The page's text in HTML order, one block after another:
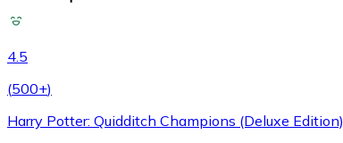
4.5
(500+)
Harry Potter: Quidditch Champions (Deluxe Edition)